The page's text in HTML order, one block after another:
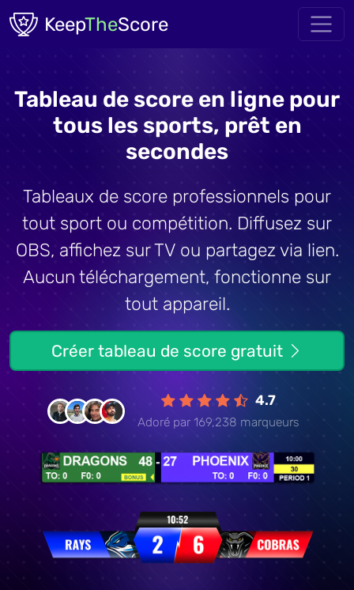
Skip to main content
KeepTheScore
Tableau de score en ligne pour
tous les sports, prêt en
secondes
Tableaux de score professionnels pour
tout sport ou compétition. Diffusez sur
OBS, affichez sur TV ou partagez via lien.
Aucun téléchargement, fonctionne sur
tout appareil.
Créer tableau de score gratuit
4.7
Adoré par 169,238 marqueurs